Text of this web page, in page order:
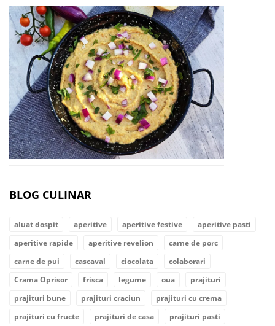
BLOG CULINAR
aluat dospit aperitive aperitive festive
aperitive pasti
aperitive rapide
aperitive revelion
carne de porc
carne de pui
cascaval ciocolata
colaborari
Crama Oprisor
frisca legume oua
prajituri
prajituri bune
prajituri craciun
prajituri cu crema
prajituri cu fructe
prajituri de casa
prajituri pasti